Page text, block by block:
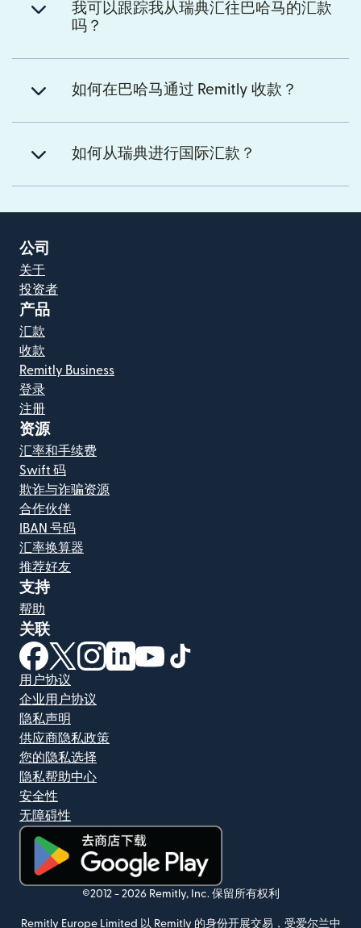
我可以跟踪我从瑞典汇往巴哈马的汇款
吗？
如何在巴哈马通过 Remitly 收款？
如何从瑞典进行国际汇款？
公司
关于
投资者
产品
汇款
收款
Remitly Business
登录
注册
资源
汇率和手续费
Swift 码
欺诈与诈骗资源
合作伙伴
IBAN 号码
汇率换算器
推荐好友
支持
帮助
关联
（在新窗口中打开）
（在新窗口中打开）
（在新窗口中打开）
（在新窗口中打开）
（在新窗口中打开）
用户协议
企业用户协议
隐私声明
供应商隐私政策
您的隐私选择
隐私帮助中心
安全性
无障碍性
（在新窗口中打开）
©2012 - 2026 Remitly, Inc. 保留所有权利
Remitly Europe Limited 以 Remitly 的身份开展交易，受爱尔兰中